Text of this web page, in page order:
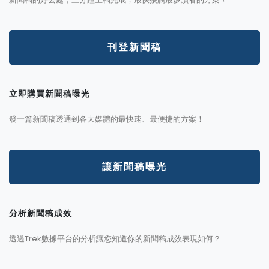
刊登新聞稿
立即購買新聞稿曝光
發一篇新聞稿透通到各大媒體的最快速、最便捷的方案！
讓新聞稿曝光
分析新聞稿成效
透過Trek數據平台的分析讓您知道你的新聞稿成效表現如何？